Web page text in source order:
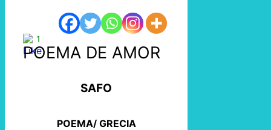
1
POEMA DE AMOR
SAFO
POEMA/ GRECIA